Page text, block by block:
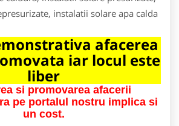
instalatii solare apa calda
afacerea
iar locul este
liber
si promovarea afacerii
pe portalul nostru implica si
un cost.